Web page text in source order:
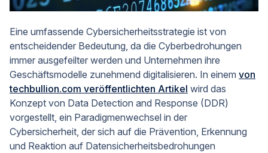
Eine umfassende Cybersicherheitsstrategie ist von
entscheidender Bedeutung, da die Cyberbedrohungen
immer ausgefeilter werden und Unternehmen ihre
Geschäftsmodelle zunehmend digitalisieren. In einem von
techbullion.com veröffentlichten Artikel wird das
Konzept von Data Detection and Response (DDR)
vorgestellt, ein Paradigmenwechsel in der
Cybersicherheit, der sich auf die Prävention, Erkennung
und Reaktion auf Datensicherheitsbedrohungen